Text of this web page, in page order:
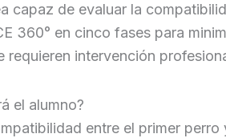
capaz de evaluar la
360° en cinco fases para
requieren intervención
el alumno?
entre el primer